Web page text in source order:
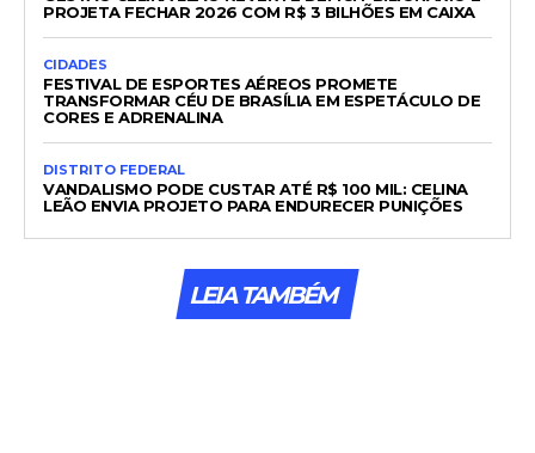
PROJETA FECHAR 2026 COM R$ 3 BILHÕES EM CAIXA
CIDADES
FESTIVAL DE ESPORTES AÉREOS PROMETE
TRANSFORMAR CÉU DE BRASÍLIA EM ESPETÁCULO DE
CORES E ADRENALINA
DISTRITO FEDERAL
VANDALISMO PODE CUSTAR ATÉ R$ 100 MIL: CELINA
LEÃO ENVIA PROJETO PARA ENDURECER PUNIÇÕES
LEIA TAMBÉM